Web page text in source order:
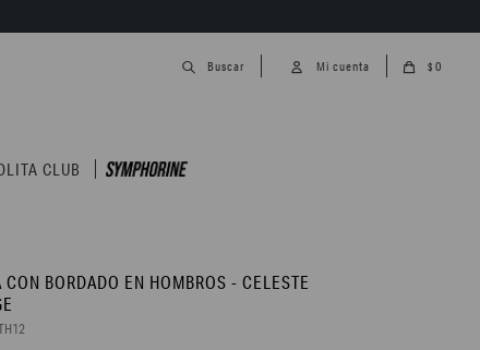
CLUB
$ 0
CON BORDADO EN HOMBROS - CELESTE